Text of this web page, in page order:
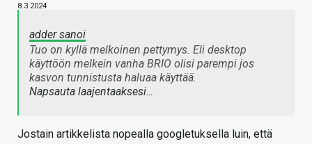
8.3.2024
adder sanoi
Tuo on kyllä melkoinen pettymys. Eli desktop
käyttöön melkein vanha BRIO olisi parempi jos
kasvon tunnistusta haluaa käyttää.
Napsauta laajentaaksesi…
Jostain artikkelista nopealla googletuksella luin, että